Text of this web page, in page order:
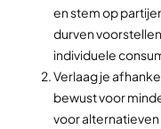
en stem op
durven
individuele
Verlaag je
bewust voor
voor